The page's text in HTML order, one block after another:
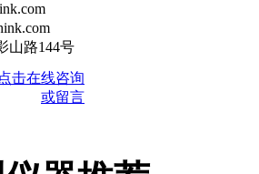
山路144号